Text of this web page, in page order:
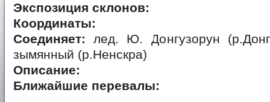
Экспозиция склонов:
Координаты:
Соединяет: лед. Ю. Донгузорун
зымянный (р.Ненскра)
Описание:
Ближайшие перевалы: